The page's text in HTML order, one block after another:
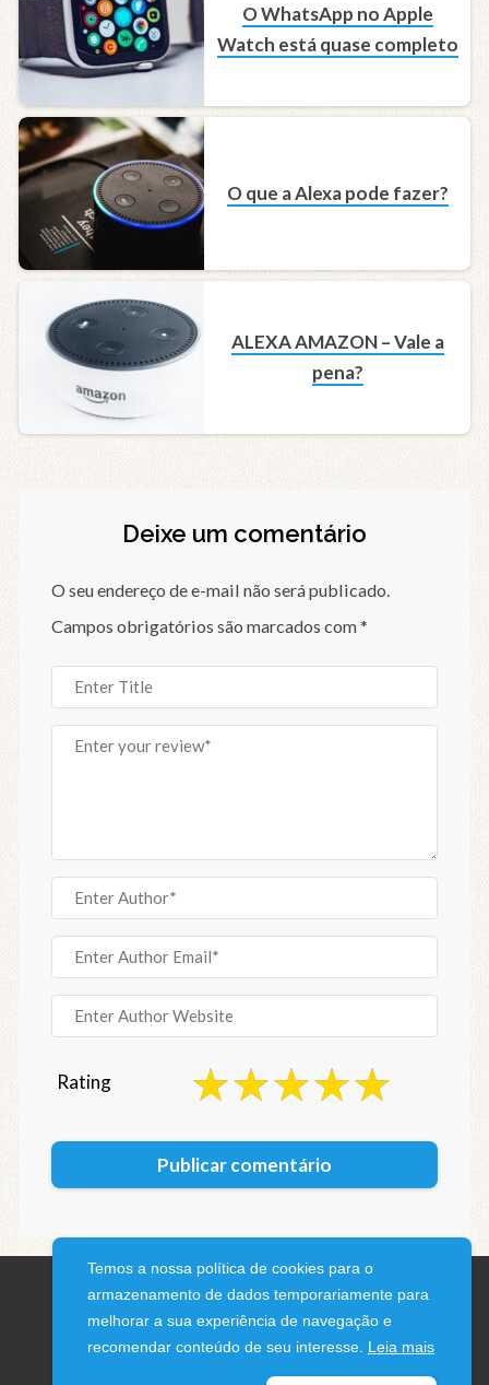
O WhatsApp no Apple
Watch está quase completo
O que a Alexa pode fazer?
ALEXA AMAZON – Vale a
pena?
Deixe um comentário
O seu endereço de e-mail não será publicado.
Campos obrigatórios são marcados com*
Rating
Temos a nossa política de cookies para o
armazenamento de dados temporariamente para
melhorar a sua experiência de navegação e
recomendar conteúdo de seu interesse. Leia mais